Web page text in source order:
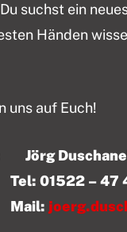
suchst ein
Händen
uns auf Euch!
Jörg
43